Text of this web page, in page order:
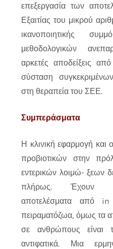
επεξεργασία των
Εξαιτίας του μικρού
ικανοποιητικής
μεθοδολογικών
αρκετές αποδείξεις
σύσταση
στη θεραπεία του ΣΕΕ.
Συμπεράσματα
Η κλινική εφαρμογή και
προβιοτικών στην
εντερικών λοιμώ- ξεων
πλήρως. Έχουν
αποτελέσματα από
πειραματόζωα, όμως τα
σε ανθρώπους είναι
αντιφατικά. Μια